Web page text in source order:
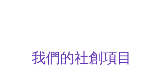
我們的社創項目